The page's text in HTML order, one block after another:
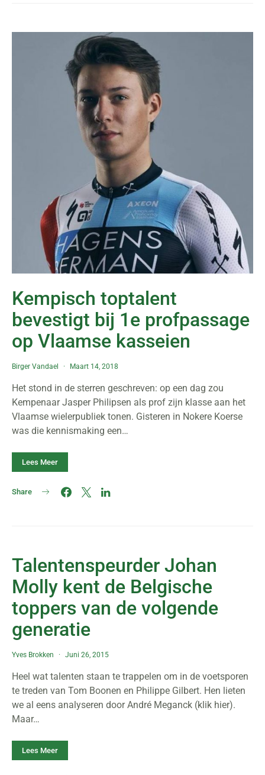
Kempisch toptalent
bevestigt bij 1e profpassage
op Vlaamse kasseien
Birger Vandael Maart 14, 2018
Het stond in de sterren geschreven: op een dag zou
Kempenaar Jasper Philipsen als prof zijn klasse aan het
Vlaamse wielerpubliek tonen. Gisteren in Nokere Koerse
was die kennismaking een…
Lees Meer
Share
Talentenspeurder Johan
Molly kent de Belgische
toppers van de volgende
generatie
Yves Brokken Juni 26, 2015
Heel wat talenten staan te trappelen om in de voetsporen
te treden van Tom Boonen en Philippe Gilbert. Hen lieten
we al eens analyseren door André Meganck (klik hier).
Maar…
Lees Meer